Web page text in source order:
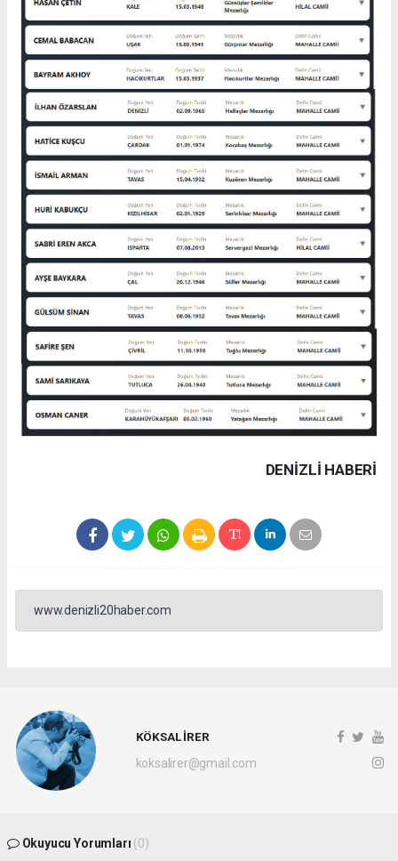
DENIZLI HABERİ
www.denizli20haber.com
KÖKSAL İRER
koksalirer@gmail.com
Okuyucu Yorumları (0)